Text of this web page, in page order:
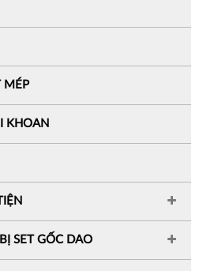
MÉP
KHOAN
SET GỐC DAO